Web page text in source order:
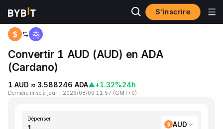
S’inscrire
Accueil
Convertir 1 AUD (AUD) en ADA
(Cardano)
1 AUD ≈ 3.588246 ADA▲+1.32%24h
Dernière mise à jour ： 2026/08/09 11:57 (GMT+0)
Dépenser
AUD